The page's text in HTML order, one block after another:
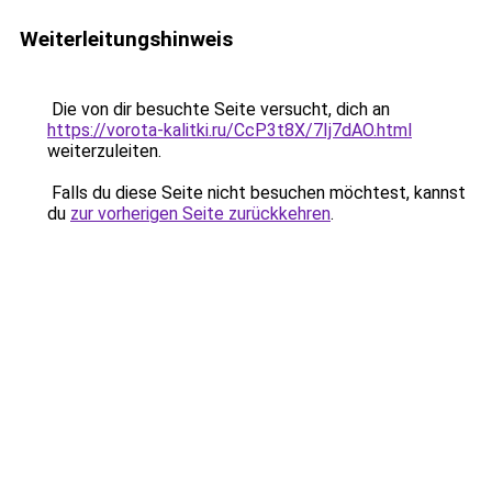
Weiterleitungshinweis
Die von dir besuchte Seite versucht, dich an
https://vorota-kalitki.ru/CcP3t8X/7Ij7dAO.html
weiterzuleiten.
Falls du diese Seite nicht besuchen möchtest, kannst
du zur vorherigen Seite zurückkehren.